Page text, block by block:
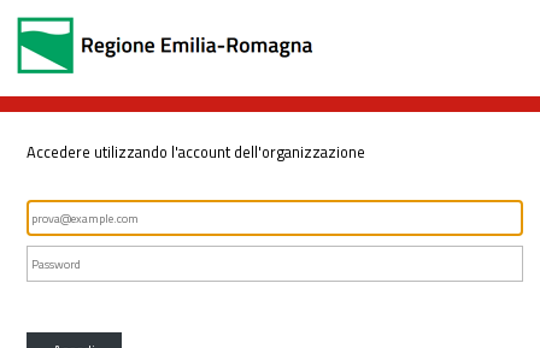
Accedere utilizzando l'account dell'organizzazione